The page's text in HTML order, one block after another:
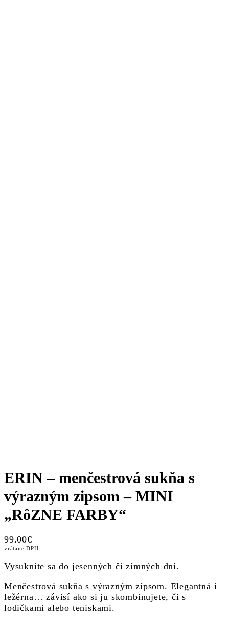
ERIN – menčestrová sukňa s
výrazným zipsom – MINI
„RôZNE FARBY“
99.00€
vrátane DPH
Vysuknite sa do jesenných či zimných dní.
Menčestrová sukňa s výrazným zipsom. Elegantná i
ležérna… závisí ako si ju skombinujete, či s
lodičkami alebo teniskami.